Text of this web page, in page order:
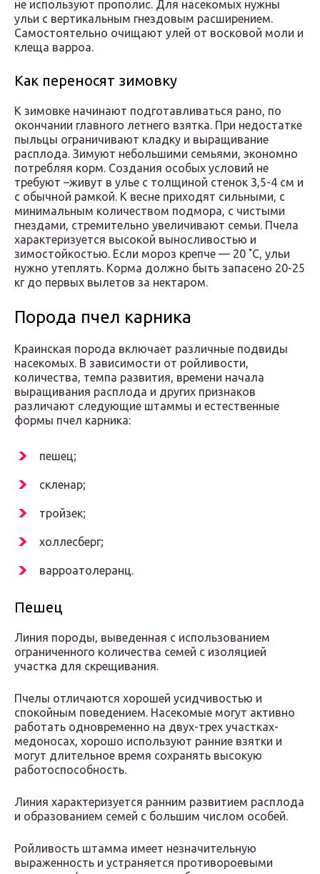
не используют прополис. Для насекомых нужны
ульи с вертикальным гнездовым расширением.
Самостоятельно очищают улей от восковой моли и
клеща варроа.
Как переносят зимовку
К зимовке начинают подготавливаться рано, по
окончании главного летнего взятка. При недостатке
пыльцы ограничивают кладку и выращивание
расплода. Зимуют небольшими семьями, экономно
потребляя корм. Создания особых условий не
требуют –живут в улье с толщиной стенок 3,5-4 см и
с обычной рамкой. К весне приходят сильными, с
минимальным количеством подмора, с чистыми
гнездами, стремительно увеличивают семьи. Пчела
характеризуется высокой выносливостью и
зимостойкостью. Если мороз крепче — 20 ˚С, ульи
нужно утеплять. Корма должно быть запасено 20-25
кг до первых вылетов за нектаром.
Порода пчел карника
Краинская порода включает различные подвиды
насекомых. В зависимости от ройливости,
количества, темпа развития, времени начала
выращивания расплода и других признаков
различают следующие штаммы и естественные
формы пчел карника:
пешец;
скленар;
тройзек;
холлесберг;
варроатолеранц.
Пешец
Линия породы, выведенная с использованием
ограниченного количества семей с изоляцией
участка для скрещивания.
Пчелы отличаются хорошей усидчивостью и
спокойным поведением. Насекомые могут активно
работать одновременно на двух-трех участках-
медоносах, хорошо используют ранние взятки и
могут длительное время сохранять высокую
работоспособность.
Линия характеризуется ранним развитием расплода
и образованием семей с большим числом особей.
Ройливость штамма имеет незначительную
выраженность и устраняется противороевыми